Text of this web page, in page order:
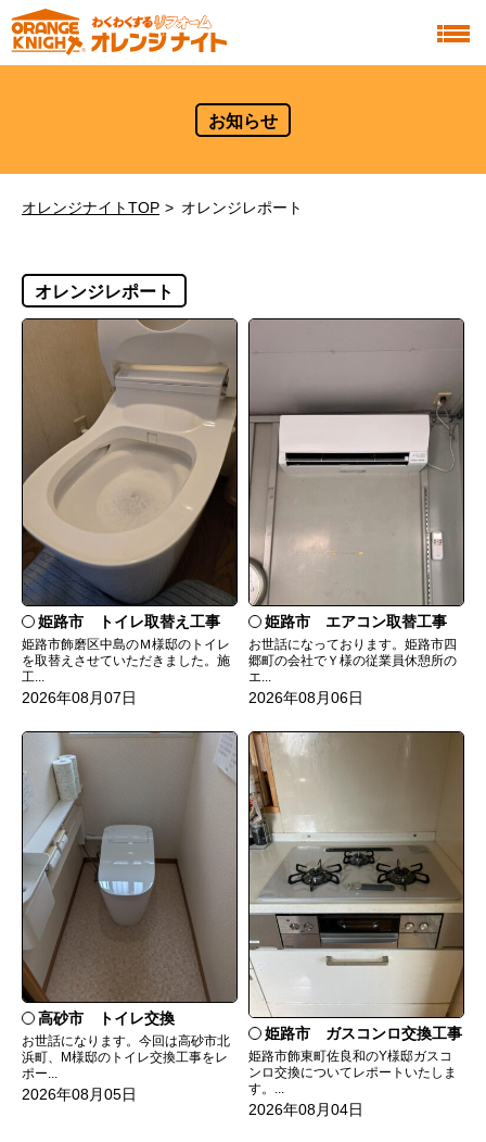
お知らせ
オレンジナイトTOP オレンジレポート
オレンジレポート
姫路市 トイレ取替え工事
姫路市飾磨区中島のＭ様邸のトイレ
を取替えさせていただきました。施
工...
2026年08月07日
姫路市 エアコン取替工事
お世話になっております。姫路市四
郷町の会社でＹ様の従業員休憩所の
エ...
2026年08月06日
高砂市 トイレ交換
お世話になります。今回は高砂市北
浜町、M様邸のトイレ交換工事をレ
ポー...
2026年08月05日
姫路市 ガスコンロ交換工事
姫路市飾東町佐良和のY様邸ガスコ
ンロ交換についてレポートいたしま
す。...
2026年08月04日